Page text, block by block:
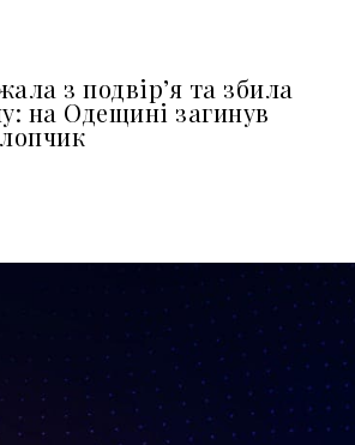
з подвір’я та збила
на Одещині загинув